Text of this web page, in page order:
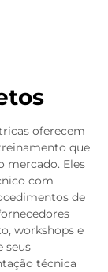
oferecem
que
mercado. Eles
com
de
workshops e
seus
técnica